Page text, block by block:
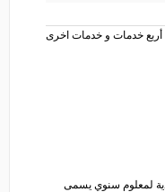
أربع خدمات و خدمات اخرى
لمعلوم سنوي يسمى